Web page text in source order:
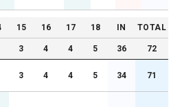
15 16 17 18 IN TOTAL
3 4 4 5 36 72
3 4 4 5 34 71